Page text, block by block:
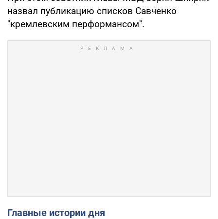
назвал публикацию списков Савченко
"кремлевским перформансом".
Главные истории дня